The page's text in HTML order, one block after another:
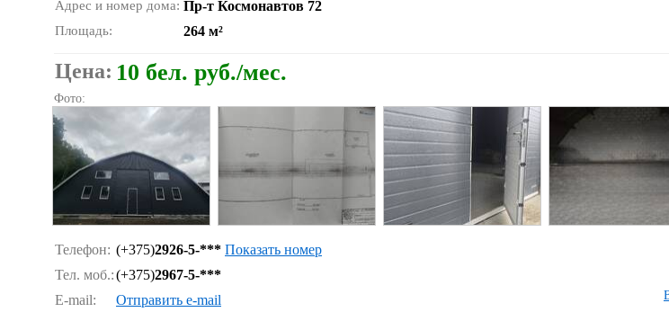
Адрес и номер дома: Пр-т Космонавтов 72
Площадь: 264 м²
Цена: 10 бел. руб./мес.
Фото:
Телефон: (+375)2926-5-*** Показать номер
Тел. моб.:(+375)2967-5-***
E-mail: Отправить e-mail